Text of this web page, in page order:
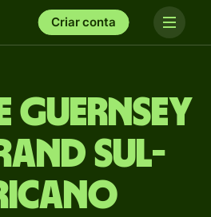
Criar conta
Guernsey
sul-